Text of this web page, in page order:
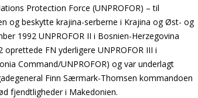
Protection Force (UNPROFOR) – til
og beskytte krajina-serberne i Krajina og Øst- og
1992 UNPROFOR II i Bosnien-Herzegovina
FN yderligere UNPROFOR III i
Command/UNPROFOR) og var underlagt
Finn Særmark-Thomsen kommandoen
fjendtligheder i Makedonien.